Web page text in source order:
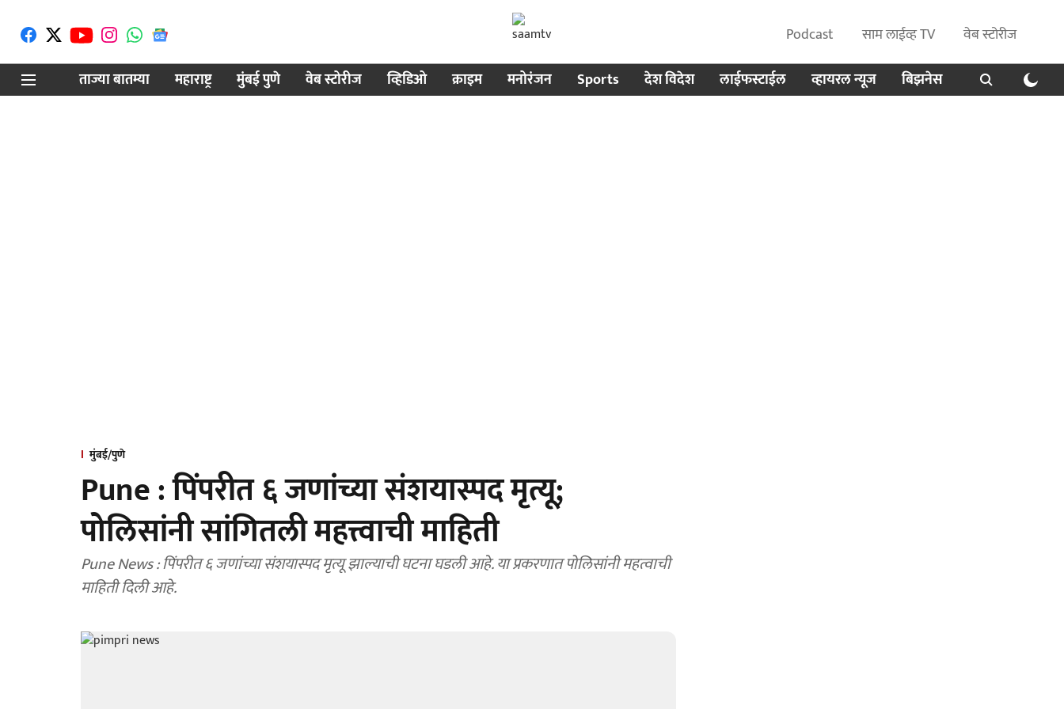
Podcast साम लाईव्ह TV
वेब स्टोरीज
ताज्या बातम्या
महाराष्ट्र मुंबई पुणे वेब स्टोरीज व्हिडिओ क्राइम मनोरंजन Sports देश विदेश लाईफस्टाईल व्हायरल न्यूज बिझनेस
मुंबई/पुणे
Pune : पिंपरीत ६ जणांच्या संशयास्पद मृत्यू;
पोलिसांनी सांगितली महत्त्वाची माहिती
Pune News : पिंपरीत ६ जणांच्या संशयास्पद मृत्यू झाल्याची घटना घडली आहे. या प्रकरणात पोलिसांनी महत्वाची
माहिती दिली आहे.